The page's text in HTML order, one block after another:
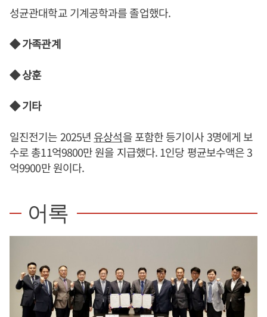
성균관대학교 기계공학과를 졸업했다.
◆ 가족관계
◆ 상훈
◆ 기타
일진전기는 2025년 유상석을 포함한 등기이사 3명에게 보
수로 총11억9800만 원을 지급했다. 1인당 평균보수액은 3
억9900만 원이다.
어록